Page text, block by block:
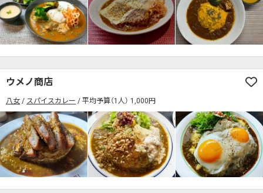
ウメノ商店
八女 スパイスカレー 平均予算（1人） 1,000円